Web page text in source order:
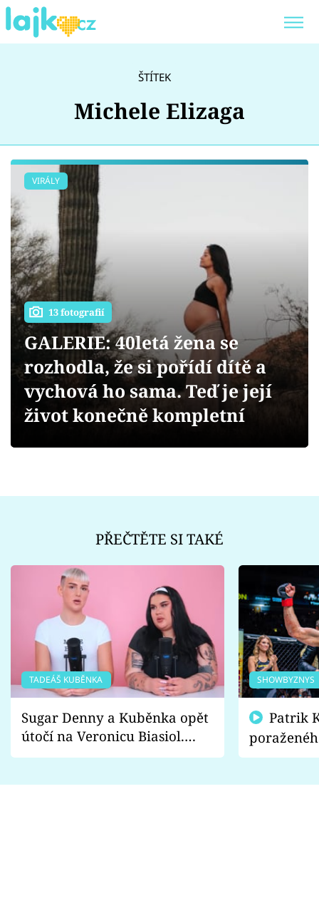
Témata
Showbyznys
Youtubeři
Virály
Sex a vztahy
Videa
Sledujte prima+
ŠTÍTEK
Michele Elizaga
VIRÁLY
13 fotografií
GALERIE: 40letá žena se
rozhodla, že si pořídí dítě a
vychová ho sama. Teď je její
život konečně kompletní
PŘEČTĚTE SI TAKÉ
TADEÁŠ KUBĚNKA
Sugar Denny a Kuběnka opět
útočí na Veronicu Biasiol.
Proč je podle nich falešná a
SHOWBYZNYS
fanoušci